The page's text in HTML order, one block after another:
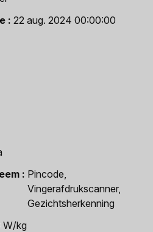
22 aug. 2024 00:00:00
Pincode,
Vingerafdrukscanner,
Gezichtsherkenning
W/kg